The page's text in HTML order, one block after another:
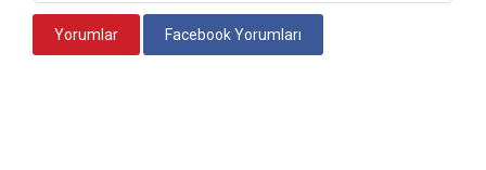
Yorumlar Facebook Yorumları